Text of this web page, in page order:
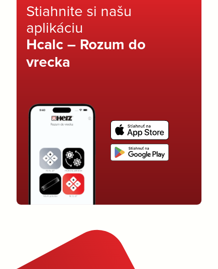
Stiahnite si našu
aplikáciu
Hcalc – Rozum do
vrecka